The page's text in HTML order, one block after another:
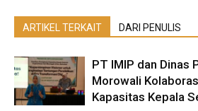
ARTIKEL TERKAIT DARI PENULIS
PT IMIP dan Dinas
Morowali
Kapasitas Kepala